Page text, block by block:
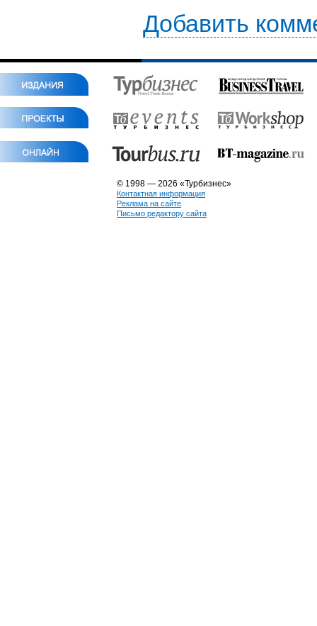
Добавить
© 1998 — 2026 «Турбизнес»
Контактная информация
Реклама на сайте
Письмо редактору сайта